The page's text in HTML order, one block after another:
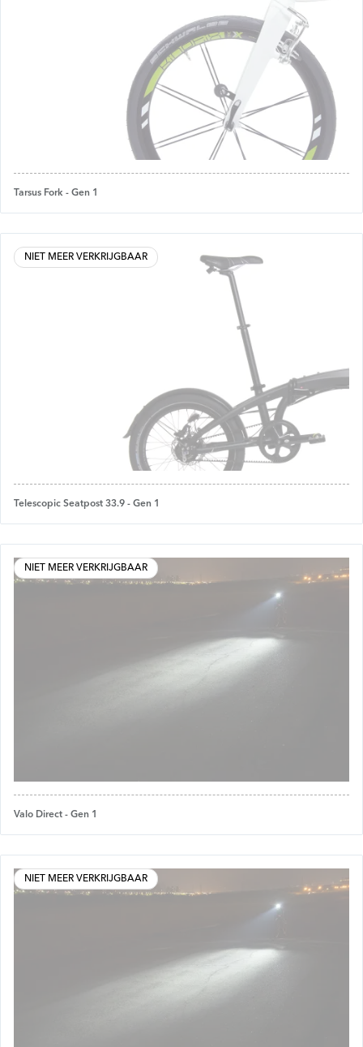
Tarsus Fork - Gen 1
NIET MEER VERKRIJGBAAR
Telescopic Seatpost 33.9 - Gen 1
NIET MEER VERKRIJGBAAR
Valo Direct - Gen 1
NIET MEER VERKRIJGBAAR